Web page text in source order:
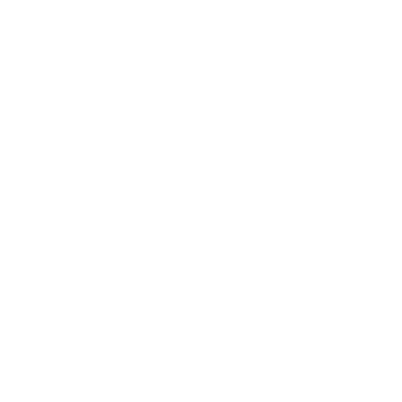
Катерина Гордієнко, містить безліч
нічого не вигадувати, натомість дає змогу
дітей безліч біографій про життя відомих людей —
для дітей про гастрономію («Ням! Готують діти», «Як